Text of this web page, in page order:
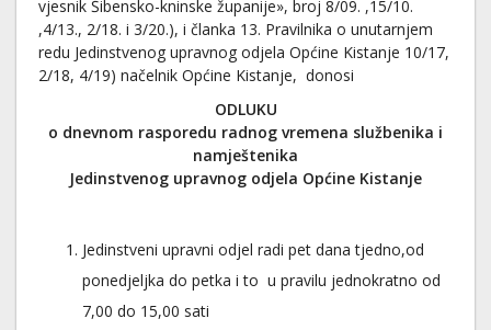
vjesnik Šibensko-kninske županije», broj 8/09. ,15/10.
,4/13., 2/18. i 3/20.), i članka 13. Pravilnika o unutarnjem
redu Jedinstvenog upravnog odjela Općine Kistanje 10/17,
2/18, 4/19) načelnik Općine Kistanje, donosi
ODLUKU
o dnevnom rasporedu radnog vremena službenika i
namještenika
Jedinstvenog upravnog odjela Općine Kistanje
Jedinstveni upravni odjel radi pet dana tjedno,od
ponedjeljka do petka i to u pravilu jednokratno od
7,00 do 15,00 sati